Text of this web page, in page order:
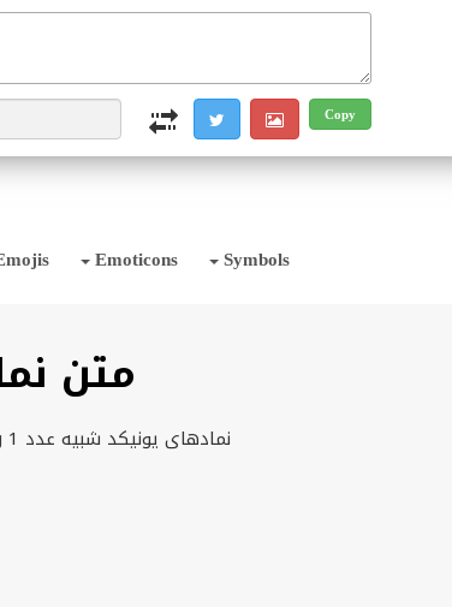
Symbols
Emoticons
متن
نمادهای یونیکد شبیه عدد 1 را کپی و پیست کنید